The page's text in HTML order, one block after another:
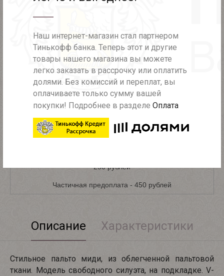
Наш интернет-магазин стал партнером
Тинькофф банка. Теперь этот и другие
товары нашего магазина вы можете
легко заказать в рассрочку или оплатить
долями. Без комиссий и переплат, вы
оплачиваете только сумму вашей
покупки! Подробнее в разделе Оплата
Доставка курьером в пределах КАД - 450 рублей
Доставка курьером за КАД - 600 рублей
ДОСТАВКА ПО РОССИИ
При полной предоплате (при заказе более 2000 рублей) -
бесплатно
250 рублей
Частичная предоплата - 450 рублей
Описание Характеристики
Стильное пальто миди, из облегченной пальтовой
ткани. Модель свободного силуэта, на подкладке. V-